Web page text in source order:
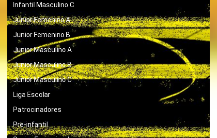
Infantil Masculino C
Junior Femenino A
Junior Femenino B
Junior Masculino A
Junior Masculino B
Junior Masculino C
Liga Escolar
Patrocinadores
Pre-infantil